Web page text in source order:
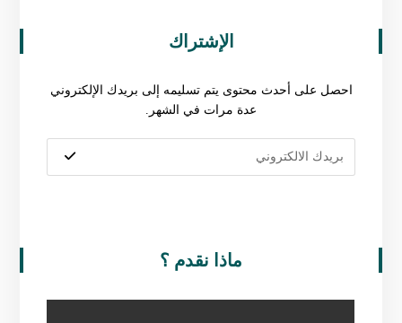
الإشتراك
احصل على أحدث محتوى يتم تسليمه إلى بريدك الإلكتروني
عدة مرات في الشهر.
ماذا نقدم ؟